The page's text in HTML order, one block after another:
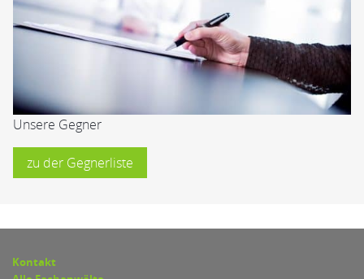
Unsere Gegner
zu der Gegnerliste
Kontakt